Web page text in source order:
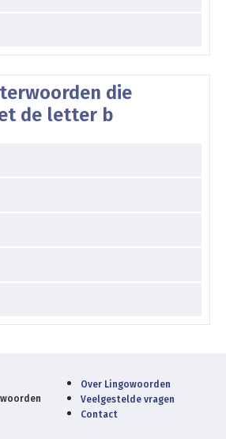
die
de letter b
Over Lingowoorden
Veelgestelde vragen
Contact